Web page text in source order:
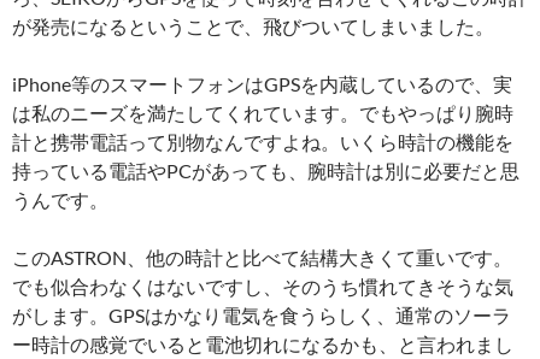
が発売になるということで、飛びついてしまいました。
iPhone等のスマートフォンはGPSを内蔵しているので、実
は私のニーズを満たしてくれています。でもやっぱり腕時
計と携帯電話って別物なんですよね。いくら時計の機能を
持っている電話やPCがあっても、腕時計は別に必要だと思
うんです。
このASTRON、他の時計と比べて結構大きくて重いです。
でも似合わなくはないですし、そのうち慣れてきそうな気
がします。GPSはかなり電気を食うらしく、通常のソーラ
ー時計の感覚でいると電池切れになるかも、と言われまし